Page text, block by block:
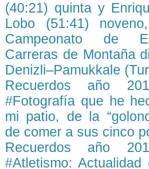
(40:21) quinta y
Lobo (51:41)
Campeonato de
Carreras de Montaña
Denizli–Pamukkale
Recuerdos año
#Fotografía que he
mi patio, de la
de comer a sus cinco
Recuerdos año
#Atletismo: Actualidad